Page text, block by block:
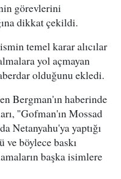
görevlerini
dikkat çekildi.
temel karar alıcılar
yol açmayan
olduğunu ekledi.
Bergman'ın haberinde
"Gofman'ın Mossad
Netanyahu'ya yaptığı
böylece baskı
başka isimlere